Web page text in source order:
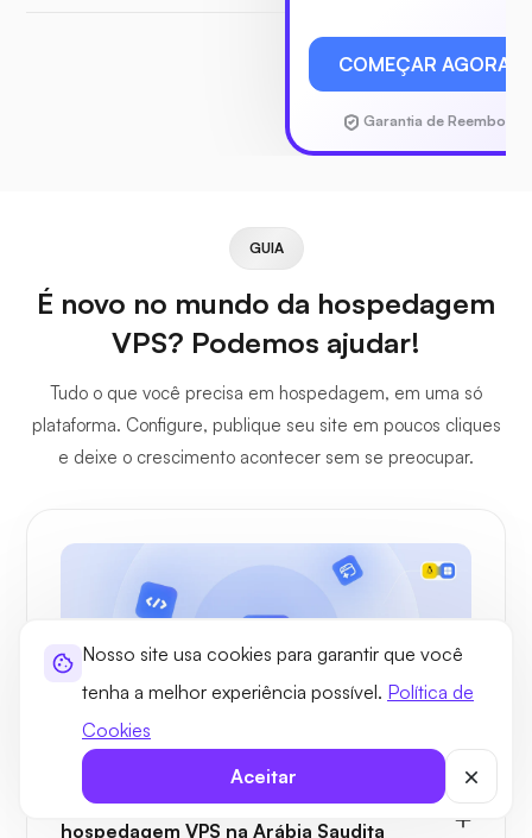
Nosso site usa cookies para garantir que você
tenha a melhor experiência possível. Política de
Cookies
Aceitar
COMEÇAR AGORA
Garantia de Reembolso
GUIA
É novo no mundo da hospedagem
VPS? Podemos ajudar!
Tudo o que você precisa em hospedagem, em uma só
plataforma. Configure, publique seu site em poucos cliques
e deixe o crescimento acontecer sem se preocupar.
Casos de uso para um plano de
hospedagem VPS na Arábia Saudita